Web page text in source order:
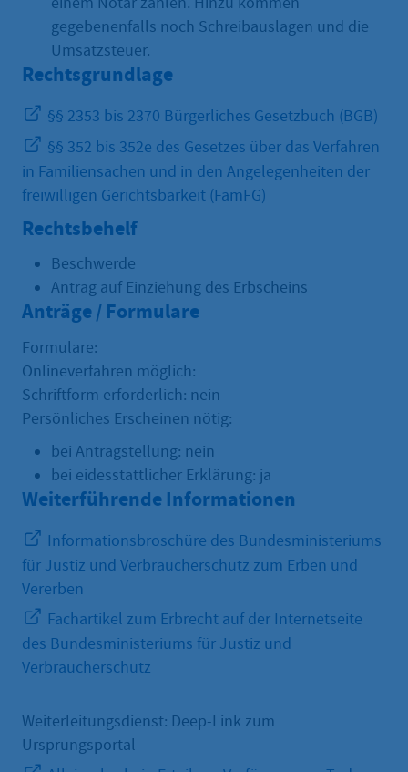
gegebenenfalls noch Schreibauslagen und die
Umsatzsteuer.
Rechtsgrundlage
§§ 2353 bis 2370 Bürgerliches Gesetzbuch (BGB)
§§ 352 bis 352e des Gesetzes über das Verfahren
in Familiensachen und in den Angelegenheiten der
freiwilligen Gerichtsbarkeit (FamFG)
Rechtsbehelf
Beschwerde
Antrag auf Einziehung des Erbscheins
Anträge / Formulare
Formulare:
Onlineverfahren möglich:
Schriftform erforderlich: nein
Persönliches Erscheinen nötig:
bei Antragstellung: nein
bei eidesstattlicher Erklärung: ja
Weiterführende Informationen
Informationsbroschüre des Bundesministeriums
für Justiz und Verbraucherschutz zum Erben und
Vererben
Fachartikel zum Erbrecht auf der Internetseite
des Bundesministeriums für Justiz und
Verbraucherschutz
Weiterleitungsdienst: Deep-Link zum
Ursprungsportal